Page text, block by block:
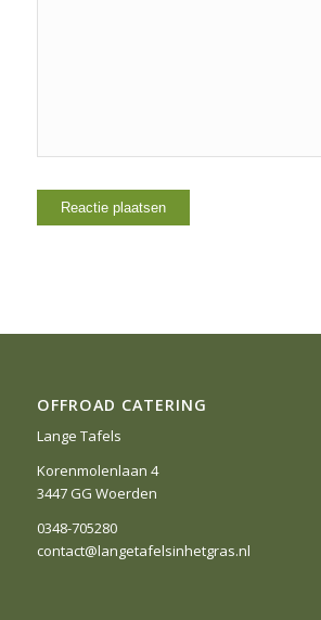
OFFROAD CATERING
Lange Tafels
Korenmolenlaan 4
3447 GG Woerden
0348-705280
contact@langetafelsinhetgras.nl